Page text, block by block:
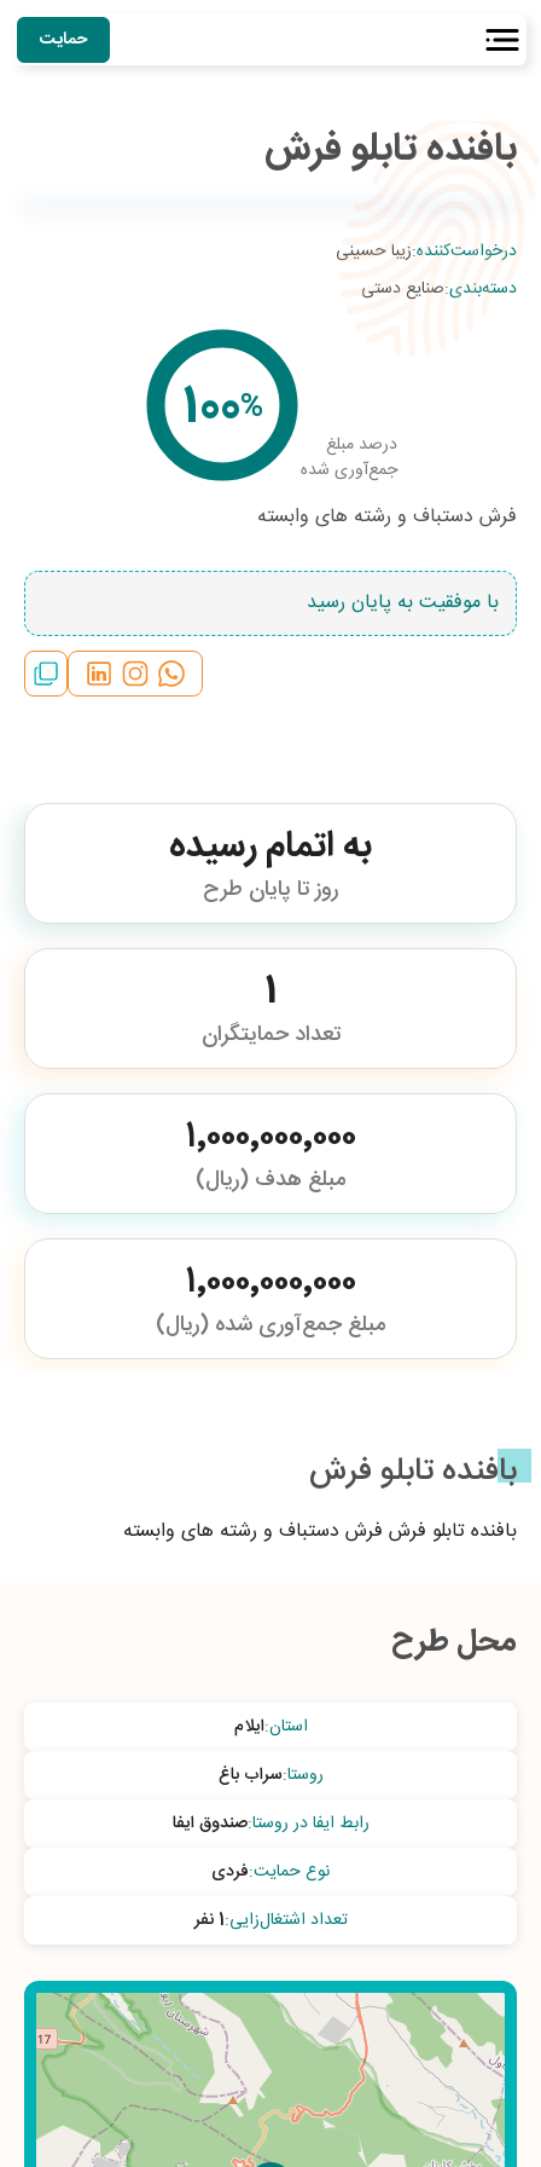
حمایت
بافنده تابلو فرش
درخواست‌کننده:زیبا حسینی
دسته‌بندی:صنایع دستی
درصد مبلغ
جمع‌آوری شده
%
100
فرش دستباف و رشته های وابسته
با موفقیت به پایان رسید
به اتمام رسیده
روز تا پایان طرح
1
تعداد حمایتگران
۱٬۰۰۰٬۰۰۰٬۰۰۰
مبلغ هدف (ریال)
۱٬۰۰۰٬۰۰۰٬۰۰۰
مبلغ جمع‌آوری شده (ریال)
بافنده تابلو فرش
بافنده تابلو فرش فرش دستباف و رشته های وابسته
محل طرح
استان:ایلام
روستا:سراب باغ
رابط ایفا در روستا:صندوق ایفا
نوع حمایت:فردی
تعداد اشتغال‌زایی:1 نفر